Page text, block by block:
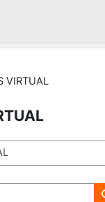
VIRTUAL